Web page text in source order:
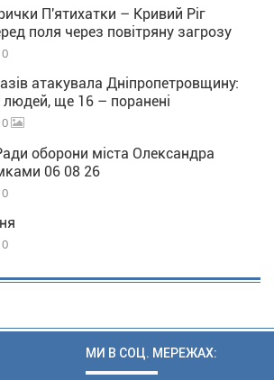
П'ятихатки – Кривий Ріг
поля через повітряну загрозу
0
атакувала Дніпропетровщину:
людей, ще 16 – поранені
0
оборони міста Олександра
06 08 26
0
0
МИ В СОЦ. МЕРЕЖАХ: